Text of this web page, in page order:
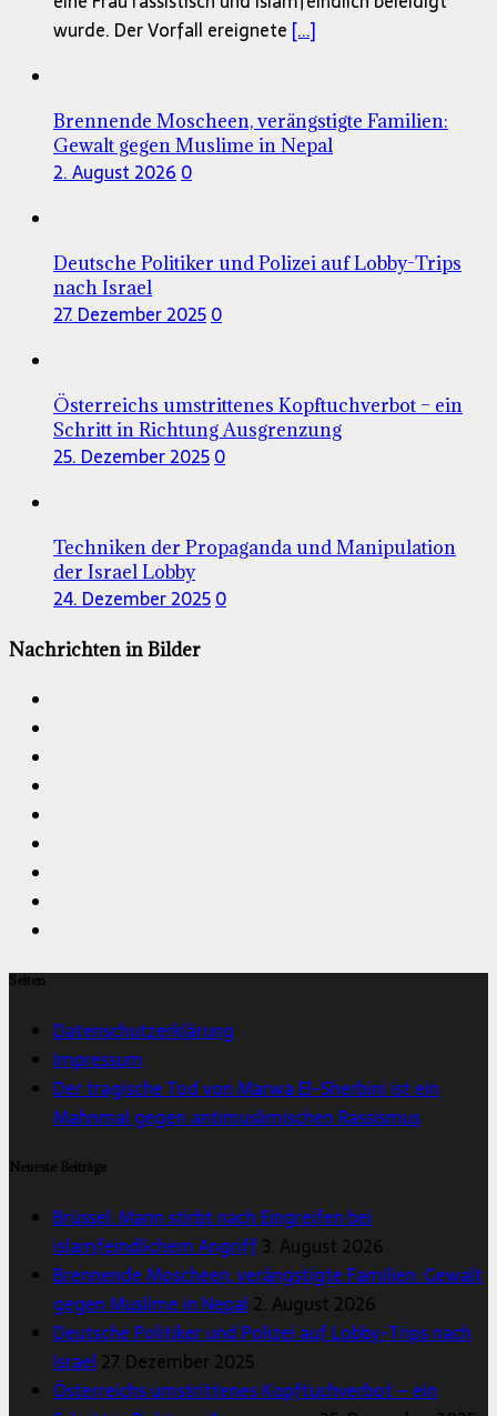
wurde. Der Vorfall ereignete [...]
Brennende Moscheen, verängstigte Familien:
Gewalt gegen Muslime in Nepal
2. August 20260
Deutsche Politiker und Polizei auf Lobby-Trips
nach Israel
27. Dezember 20250
Österreichs umstrittenes Kopftuchverbot – ein
Schritt in Richtung Ausgrenzung
25. Dezember 20250
Techniken der Propaganda und Manipulation
der Israel Lobby
24. Dezember 20250
Nachrichten in Bilder
Seiten
Datenschutzerklärung
Impressum
Der tragische Tod von Marwa El-Sherbini ist ein
Mahnmal gegen antimuslimischen Rassismus
Neueste Beiträge
Brüssel: Mann stirbt nach Eingreifen bei
islamfeindlichem Angriff3. August 2026
Brennende Moscheen, verängstigte Familien: Gewalt
gegen Muslime in Nepal 2. August 2026
Deutsche Politiker und Polizei auf Lobby-Trips nach
Israel 27. Dezember 2025
Österreichs umstrittenes Kopftuchverbot – ein